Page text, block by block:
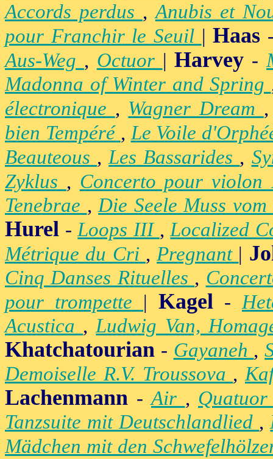
Accords perdus ,Anubis et
pour Franchir le Seuil |Haas
Aus-Weg , Octuor |Harvey -
Madonna of Winter and Spring
électronique , Wagner Dream
bien Tempéré ,Le Voile
Beauteous ,Les Bassarides ,
Zyklus , Concerto pour
Tenebrae ,Die Seele Muss
Hurel -Loops III ,Localized
Métrique du Cri ,Pregnant |
Cinq Danses Rituelles ,
pour trompette | Kagel -
Acustica ,Ludwig Van,
Khatchatourian - Gayaneh ,
Demoiselle R.V. Troussova ,
Lachenmann -Air ,
Tanzsuite mit Deutschlandlied ,
Mädchen mit den